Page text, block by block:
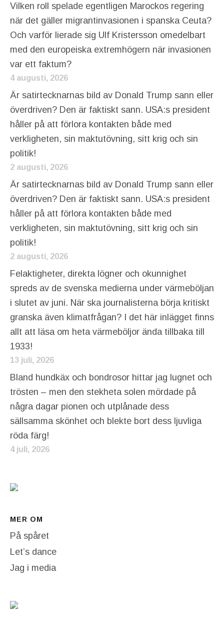
Vilken roll spelade egentligen Marockos regering
när det gäller migrantinvasionen i spanska Ceuta?
Och varför lierade sig Ulf Kristersson omedelbart
med den europeiska extremhögern när invasionen
var ett faktum?
4 augusti, 2026
Är satirtecknarnas bild av Donald Trump sann eller
överdriven? Den är faktiskt sann. USA:s president
håller på att förlora kontakten både med
verkligheten, sin maktutövning, sitt krig och sin
politik!
2 augusti, 2026
Är satirtecknarnas bild av Donald Trump sann eller
överdriven? Den är faktiskt sann. USA:s president
håller på att förlora kontakten både med
verkligheten, sin maktutövning, sitt krig och sin
politik!
2 augusti, 2026
Felaktigheter, direkta lögner och okunnighet
spreds av de svenska medierna under värmeböljan
i slutet av juni. När ska journalisterna börja kritiskt
granska även klimatfrågan? I det här inlägget finns
allt att läsa om heta värmeböljor ända tillbaka till
1933!
13 juli, 2026
Bland hundkäx och bondrosor hittar jag lugnet och
trösten – men den stekheta solen mördade på
några dagar pionen och utplånade dess
sällsamma skönhet och blekte bort dess ljuvliga
röda färg!
4 juli, 2026
MER OM
På spåret
Let’s dance
Jag i media